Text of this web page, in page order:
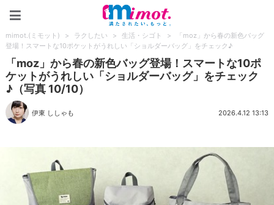
mimot.(ミモット) > ラクしたい > 生活・シゴト >
「moz」から春の新色バッグ
登場！スマートな10ポケットがうれしい「ショルダーバッグ」をチェック♪
「moz」から春の新色バッグ登場！スマートな10ポ
ケットがうれしい「ショルダーバッグ」をチェック
♪（写真 10/10）
伊東 ししゃも 2026.4.12 13:13